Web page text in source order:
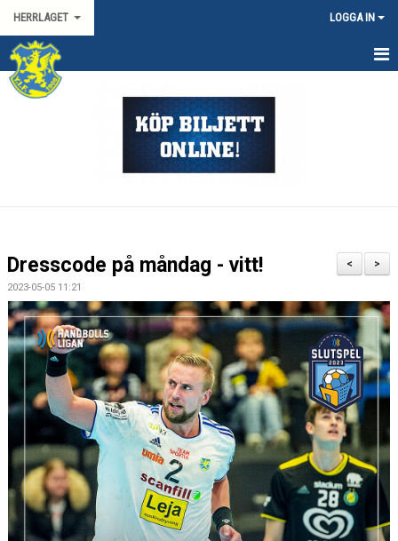
HERRLAGET LOGGA IN
HEM
SPORTGRUPP HERR
HANDBOLLSLIGAN HERR
SVENSKA CUPEN HERR
>
<
Dresscode på måndag - vitt!
2023-05-05 11:21